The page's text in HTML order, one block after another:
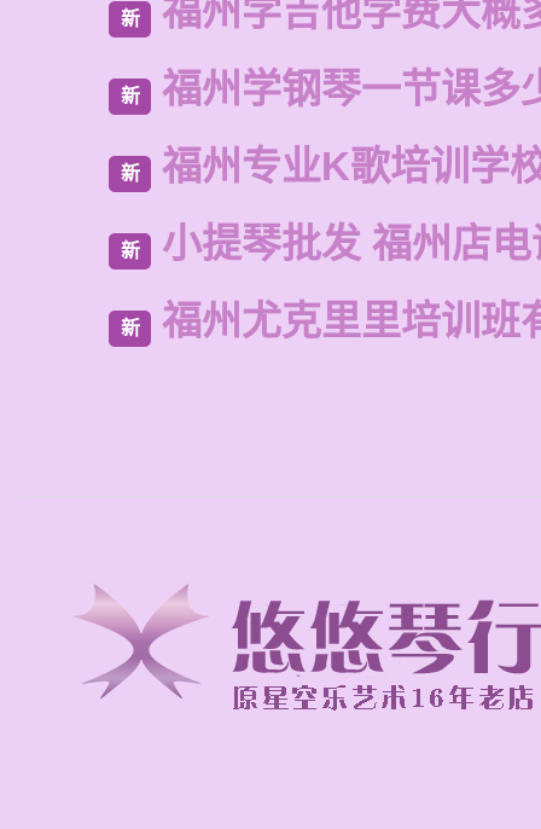
新 福州学吉他学费大概
新 福州学钢琴一节课多
新 福州专业K歌培训学
新 小提琴批发 福州店
新 福州尤克里里培训班